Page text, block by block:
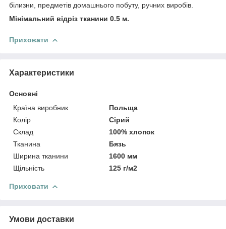
білизни, предметів домашнього побуту, ручних виробів.
Мінімальний відріз тканини 0.5 м.
Приховати
Характеристики
Основні
Країна виробник
Польща
Колір
Сірий
Склад
100% хлопок
Тканина
Бязь
Ширина тканини
1600 мм
Щільність
125 г/м2
Приховати
Умови доставки